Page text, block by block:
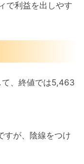
で利益を出しやす
、終値では5,463
すが、陰線をつけ